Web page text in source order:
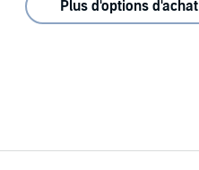
Plus d'options d'achat